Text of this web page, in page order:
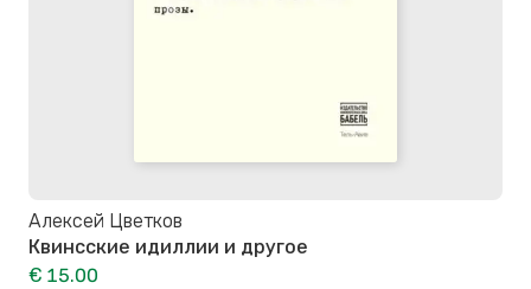
Алексей Цветков
Квинсские идиллии и другое
€ 15.00